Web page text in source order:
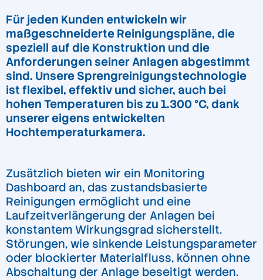
Für jeden Kunden entwickeln wir
maßgeschneiderte Reinigungspläne, die
speziell auf die Konstruktion und die
Anforderungen seiner Anlagen abgestimmt
sind. Unsere Sprengreinigungstechnologie
ist flexibel, effektiv und sicher, auch bei
hohen Temperaturen bis zu 1.300 °C, dank
unserer eigens entwickelten
Hochtemperaturkamera.
Zusätzlich bieten wir ein Monitoring
Dashboard an, das zustandsbasierte
Reinigungen ermöglicht und eine
Laufzeitverlängerung der Anlagen bei
konstantem Wirkungsgrad sicherstellt.
Störungen, wie sinkende Leistungsparameter
oder blockierter Materialfluss, können ohne
Abschaltung der Anlage beseitigt werden.